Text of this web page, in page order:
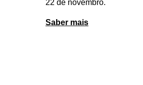
22 de novembro.
Saber mais